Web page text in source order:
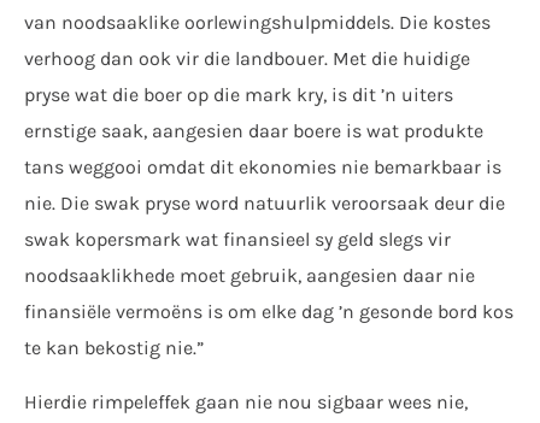
van noodsaaklike oorlewingshulpmiddels. Die kostes
verhoog dan ook vir die landbouer. Met die huidige
pryse wat die boer op die mark kry, is dit ’n uiters
ernstige saak, aangesien daar boere is wat produkte
tans weggooi omdat dit ekonomies nie bemarkbaar is
nie. Die swak pryse word natuurlik veroorsaak deur die
swak kopersmark wat finansieel sy geld slegs vir
noodsaaklikhede moet gebruik, aangesien daar nie
finansiële vermoëns is om elke dag ’n gesonde bord kos
te kan bekostig nie.”
Hierdie rimpeleffek gaan nie nou sigbaar wees nie,